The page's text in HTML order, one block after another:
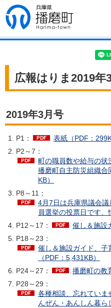
兵庫県 播磨
町
広報はりま2019年
2019年3月号
P1：
表紙（PDF：
P2～7：
町の職員数や給与の状
播磨町自主防災組織
KB）
P8～11：
4月7日は兵庫県議会
員選挙の投票日です、
P12～17：
催し＆施設
P18～23：
催し＆施設ガイド、子
（PDF：5,431KB）
P24～27：
播磨町の教
P28～29：
各種相談、忘れていま
んぜん・あんしん暮ら